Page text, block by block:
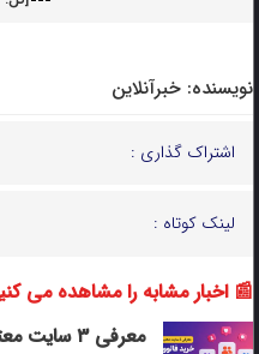
نویسنده: خبرآنلاین
اشتراک گذاری :
لینک کوتاه :
📰 اخبار مشابه را مشاهده می
معرفی ۳ سایت معتبر خرید فالوور اینستاگرام